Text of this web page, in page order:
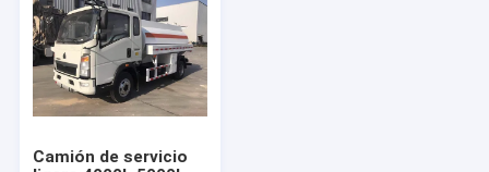
Camión de servicio